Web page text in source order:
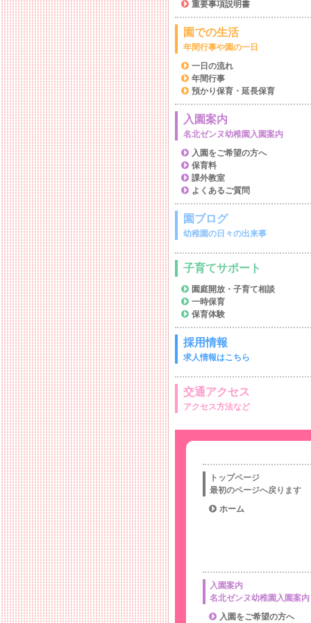
重要事項説明書
園での生活
年間行事や園の一日
一日の流れ
年間行事
預かり保育・延長保育
入園案内
名北ゼンヌ幼稚園入園案内
入園をご希望の方へ
保育料
課外教室
よくあるご質問
園ブログ
幼稚園の日々の出来事
子育てサポート
園庭開放・子育て相談
一時保育
保育体験
採用情報
求人情報はこちら
交通アクセス
アクセス方法など
トップページ
最初のページへ戻ります
ホーム
入園案内
名北ゼンヌ幼稚園入園案内
入園をご希望の方へ